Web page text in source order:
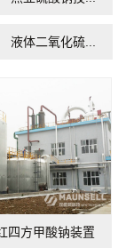
液体二氧化硫...
四方甲酸钠装置